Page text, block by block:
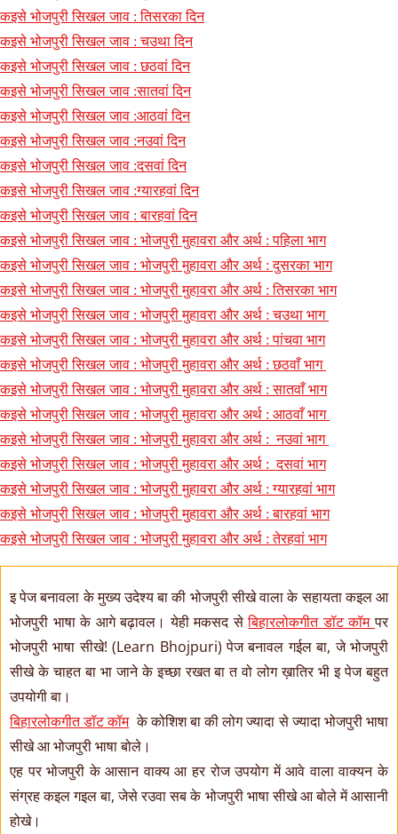
कइसे भोजपुरी सिखल जाव : तिसरका दिन
कइसे भोजपुरी सिखल जाव : चउथा दिन
कइसे भोजपुरी सिखल जाव : छठवां दिन
कइसे भोजपुरी सिखल जाव :सातवां दिन
कइसे भोजपुरी सिखल जाव :आठवां दिन
कइसे भोजपुरी सिखल जाव :नउवां दिन
कइसे भोजपुरी सिखल जाव :दसवां दिन
कइसे भोजपुरी सिखल जाव :ग्यारहवां दिन
कइसे भोजपुरी सिखल जाव : बारहवां दिन
कइसे भोजपुरी सिखल जाव : भोजपुरी मुहावरा और अर्थ : पहिला भाग
कइसे भोजपुरी सिखल जाव : भोजपुरी मुहावरा और अर्थ : दुसरका भाग
कइसे भोजपुरी सिखल जाव : भोजपुरी मुहावरा और अर्थ : तिसरका भाग
कइसे भोजपुरी सिखल जाव : भोजपुरी मुहावरा और अर्थ : चउथा भाग
कइसे भोजपुरी सिखल जाव : भोजपुरी मुहावरा और अर्थ : पांचवा भाग
कइसे भोजपुरी सिखल जाव : भोजपुरी मुहावरा और अर्थ : छठवाँ भाग
कइसे भोजपुरी सिखल जाव : भोजपुरी मुहावरा और अर्थ : सातवाँ भाग
कइसे भोजपुरी सिखल जाव : भोजपुरी मुहावरा और अर्थ : आठवाँ भाग
कइसे भोजपुरी सिखल जाव : भोजपुरी मुहावरा और अर्थ : नउवां भाग
कइसे भोजपुरी सिखल जाव : भोजपुरी मुहावरा और अर्थ : दसवां भाग
कइसे भोजपुरी सिखल जाव : भोजपुरी मुहावरा और अर्थ : ग्यारहवां भाग
कइसे भोजपुरी सिखल जाव : भोजपुरी मुहावरा और अर्थ : बारहवां भाग
कइसे भोजपुरी सिखल जाव : भोजपुरी मुहावरा और अर्थ : तेरहवां भाग
इ पेज बनावला के मुख्य उदेश्य बा की भोजपुरी सीखे वाला के सहायता कइल आ
भोजपुरी भाषा के आगे बढ़ावल। येही मकसद सेबिहारलोकगीत डॉट कॉमपर
भोजपुरी भाषा सीखे! (Learn Bhojpuri) पेज बनावल गईल बा, जे भोजपुरी
सीखे के चाहत बा भा जाने के इच्छा रखत बा त वो लोग ख़ातिर भी इ पेज बहुत
उपयोगी बा।
बिहारलोकगीत डॉट कॉमके कोशिश बा की लोग ज्यादा से ज्यादा भोजपुरी भाषा
सीखे आ भोजपुरी भाषा बोले।
एह पर भोजपुरी के आसान वाक्य आ हर रोज उपयोग में आवे वाला वाक्यन के
संग्रह कइल गइल बा, जेसे रउवा सब के भोजपुरी भाषा सीखे आ बोले में आसानी
होखे।